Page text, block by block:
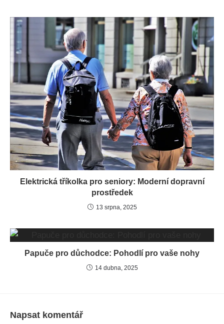
Elektrická tříkolka pro seniory: Moderní dopravní
prostředek
13 srpna, 2025
Papuče pro důchodce: Pohodlí pro vaše nohy
14 dubna, 2025
Napsat komentář